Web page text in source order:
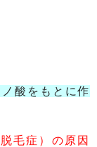
酸をもとに作
毛症）の原因